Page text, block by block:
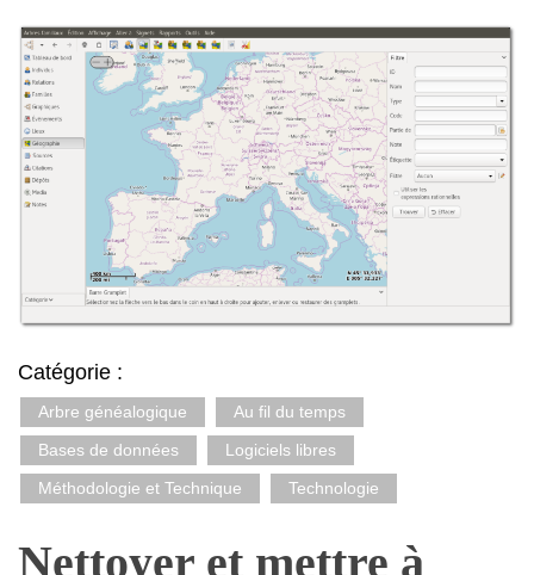
Catégorie :
Arbre généalogique
Au fil du temps
Bases de données
Logiciels libres
Méthodologie et Technique
Technologie
Nettoyer et mettre à